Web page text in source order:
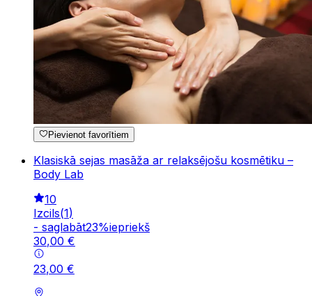
Pievienot favorītiem
Klasiskā sejas masāža ar relaksējošu kosmētiku –
Body Lab
10
Izcils(1)
- saglabāt23%iepriekš
30,00 €
23,00 €